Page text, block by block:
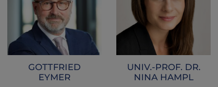
GOTTFRIED
EYMER
UNIV.-PROF. DR.
NINA HAMPL